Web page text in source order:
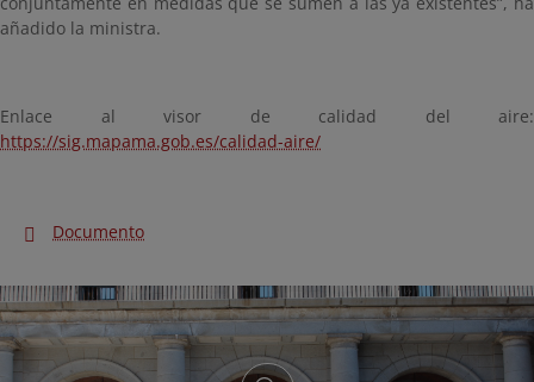
añadido la ministra.
Enlace al visor de calidad del aire:
https://sig.mapama.gob.es/calidad-aire/
Documento